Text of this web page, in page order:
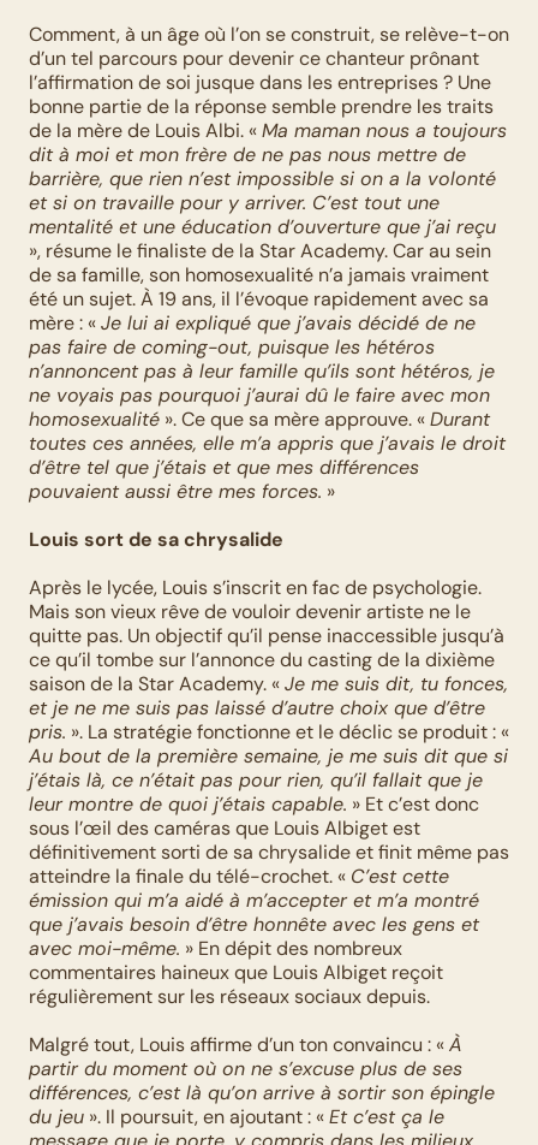
Comment, à un âge où l’on se construit, se relève-t-on
d’un tel parcours pour devenir ce chanteur prônant
l’affirmation de soi jusque dans les entreprises ? Une
bonne partie de la réponse semble prendre les traits
de la mère de Louis Albi. « Ma maman nous a toujours
dit à moi et mon frère de ne pas nous mettre de
barrière, que rien n’est impossible si on a la volonté
et si on travaille pour y arriver. C’est tout une
mentalité et une éducation d’ouverture que j’ai reçu
», résume le finaliste de la Star Academy. Car au sein
de sa famille, son homosexualité n’a jamais vraiment
été un sujet. À 19 ans, il l’évoque rapidement avec sa
mère : « Je lui ai expliqué que j’avais décidé de ne
pas faire de coming-out, puisque les hétéros
n’annoncent pas à leur famille qu’ils sont hétéros, je
ne voyais pas pourquoi j’aurai dû le faire avec mon
homosexualité ». Ce que sa mère approuve. « Durant
toutes ces années, elle m’a appris que j’avais le droit
d’être tel que j’étais et que mes différences
pouvaient aussi être mes forces. »
Louis sort de sa chrysalide
Après le lycée, Louis s’inscrit en fac de psychologie.
Mais son vieux rêve de vouloir devenir artiste ne le
quitte pas. Un objectif qu’il pense inaccessible jusqu’à
ce qu’il tombe sur l’annonce du casting de la dixième
saison de la Star Academy. « Je me suis dit, tu fonces,
et je ne me suis pas laissé d’autre choix que d’être
pris.
Au bout de la première semaine, je me suis dit que si
j’étais là, ce n’était pas pour rien, qu’il fallait que je
leur montre de quoi j’étais capable. » Et c’est donc
sous l’œil des caméras que Louis Albiget est
définitivement sorti de sa chrysalide et finit même pas
atteindre la finale du télé-crochet. « C’est cette
émission qui m’a aidé à m’accepter et m’a montré
que j’avais besoin d’être honnête avec les gens et
avec moi-même. » En dépit des nombreux
commentaires haineux que Louis Albiget reçoit
régulièrement sur les réseaux sociaux depuis.
Malgré tout, Louis affirme d’un ton convaincu : « À
partir du moment où on ne s’excuse plus de ses
différences, c’est là qu’on arrive à sortir son épingle
du jeu ». Il poursuit, en ajoutant : « Et c’est ça le